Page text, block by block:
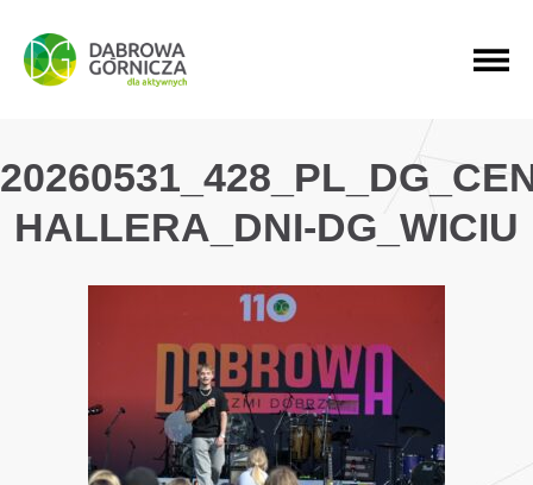
PRZEJDŹ DO MENU GŁÓWNEGO
PRZEJDŹ DO WYSZUKIWARKI
PRZEJDŹ DO TREŚCI
HALLERA_DNI-DG_WICIU